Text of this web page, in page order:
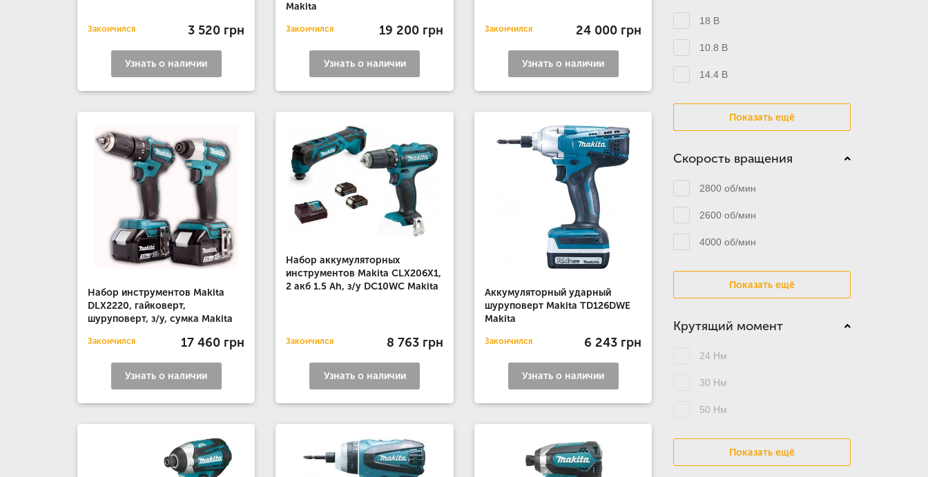
Закончился 3 520 грн
Узнать о наличии
Makita
Закончился 19 200 грн
Узнать о наличии
Закончился 24 000 грн
Узнать о наличии
Набор инструментов Makita
DLX2220, гайковерт,
шуруповерт, з/у, сумка Makita
Закончился 17 460 грн
Узнать о наличии
Набор аккумуляторных
инструментов Makita CLX206X1,
2 акб 1.5 Ah, з/у DC10WC Makita
Закончился 8 763 грн
Узнать о наличии
Аккумуляторный ударный
шуруповерт Makita TD126DWE
Makita
Закончился 6 243 грн
Узнать о наличии
18 В
10.8 В
14.4 В
Показать ещё
Скорость вращения
2800 об/мин
2600 об/мин
4000 об/мин
Показать ещё
Крутящий момент
24 Нм
30 Нм
50 Нм
Показать ещё